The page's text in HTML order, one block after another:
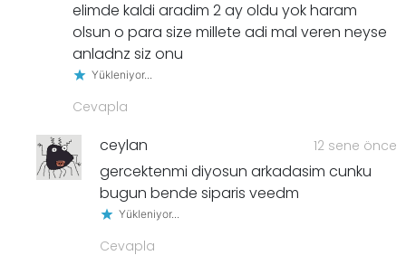
elimde kaldi aradim 2 ay oldu yok haram
olsun o para size millete adi mal veren neyse
anladnz siz onu
Yükleniyor...
Cevapla
ceylan 12 sene önce
gercektenmi diyosun arkadasim cunku
bugun bende siparis veedm
Yükleniyor...
Cevapla